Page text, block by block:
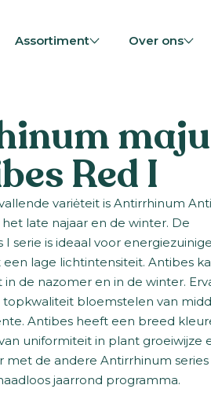
Assortiment Over ons
Red I
variėteit is Antirrhinum
het late najaar en de winter. De
serie is ideaal voor
lage lichtintensiteit. Antibes
de nazomer en in de winter.
bloemstelen van
Antibes heeft een breed
uniformiteit in plant groeiwijze
met de andere Antirrhinum series
jaarrond programma.